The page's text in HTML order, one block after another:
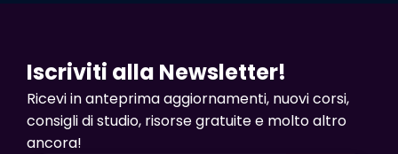
Iscriviti alla Newsletter!
Ricevi in anteprima aggiornamenti, nuovi corsi,
consigli di studio, risorse gratuite e molto altro
ancora!